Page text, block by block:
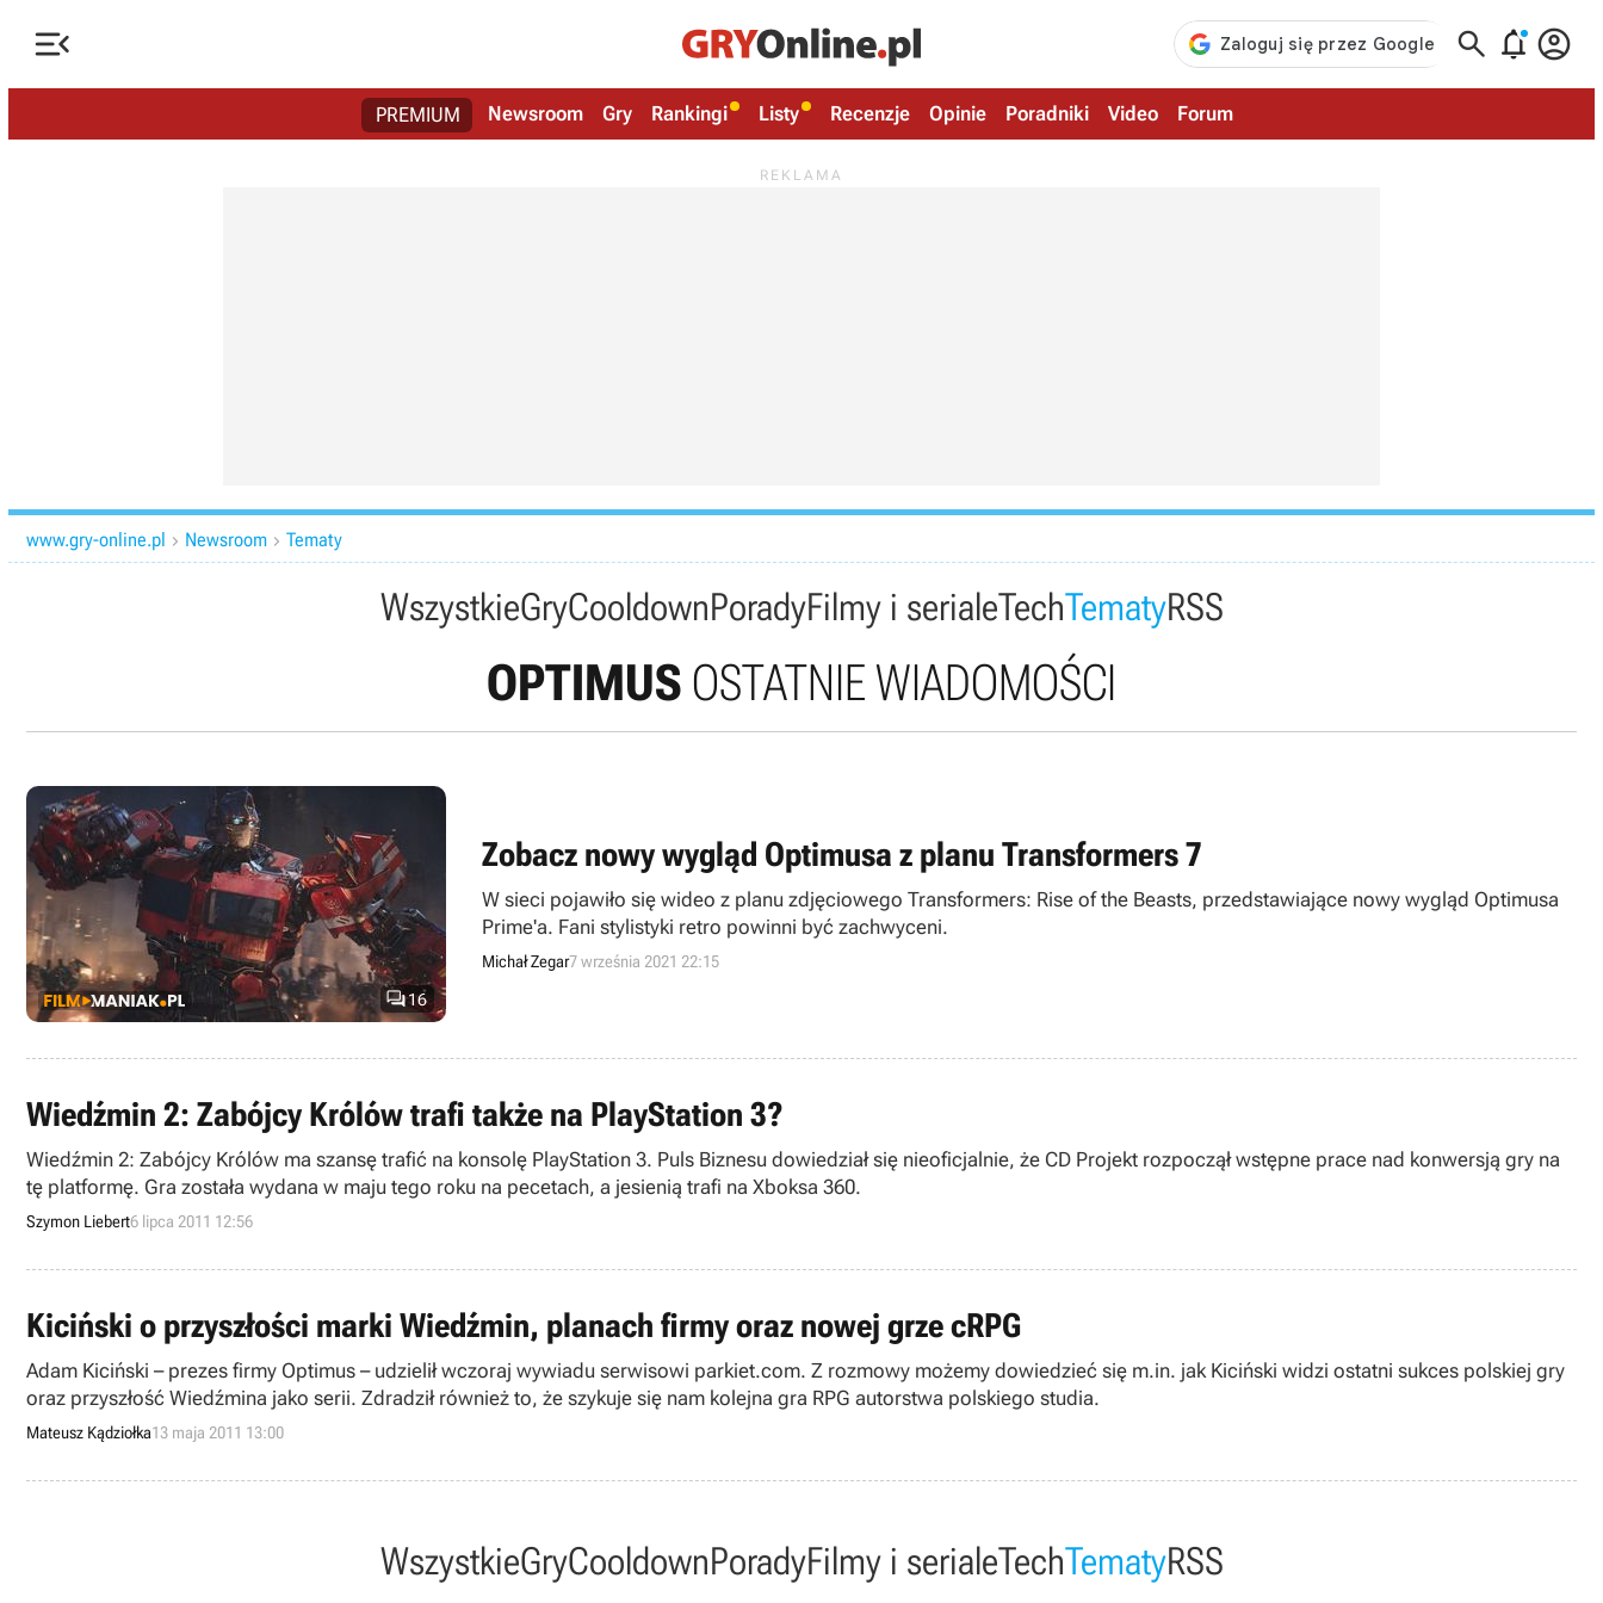
   
PREMIUM Newsroom Gry Rankingi Listy Recenzje Opinie Poradniki Video Forum
www.gry-online.pl  Newsroom  Tematy
WszystkieGryCooldownPoradyFilmy i serialeTechTematyRSS
OPTIMUS OSTATNIE WIADOMOŚCI
16
Zobacz nowy wygląd Optimusa z planu Transformers 7
W sieci pojawiło się wideo z planu zdjęciowego Transformers: Rise of the Beasts, przedstawiające nowy wygląd Optimusa
Prime'a. Fani stylistyki retro powinni być zachwyceni.
Michał Zegar7 września 2021 22:15
Wiedźmin 2: Zabójcy Królów trafi także na PlayStation 3?
Wiedźmin 2: Zabójcy Królów ma szansę trafić na konsolę PlayStation 3. Puls Biznesu dowiedział się nieoficjalnie, że CD Projekt rozpoczął wstępne prace nad konwersją gry na
tę platformę. Gra została wydana w maju tego roku na pecetach, a jesienią trafi na Xboksa 360.
Szymon Liebert6 lipca 2011 12:56
Kiciński o przyszłości marki Wiedźmin, planach firmy oraz nowej grze cRPG
Adam Kiciński – prezes firmy Optimus – udzielił wczoraj wywiadu serwisowi parkiet.com. Z rozmowy możemy dowiedzieć się m.in. jak Kiciński widzi ostatni sukces polskiej gry
oraz przyszłość Wiedźmina jako serii. Zdradził również to, że szykuje się nam kolejna gra RPG autorstwa polskiego studia.
Mateusz Kądziołka13 maja 2011 13:00
WszystkieGryCooldownPoradyFilmy i serialeTechTematyRSS